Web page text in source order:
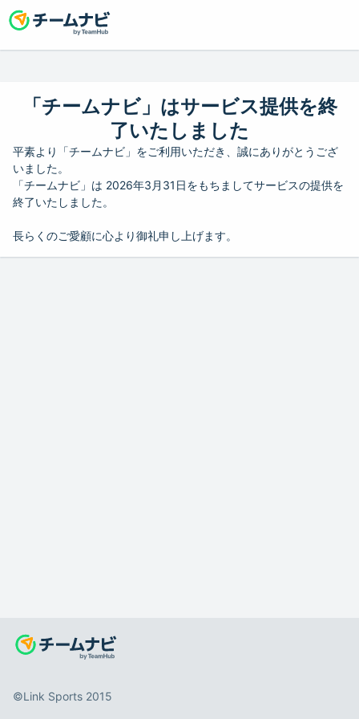
「チームナビ」はサービス提供を終
了いたしました
平素より「チームナビ」をご利用いただき、誠にありがとうござ
いました。
「チームナビ」は 2026年3月31日をもちましてサービスの提供を
終了いたしました。
長らくのご愛顧に心より御礼申し上げます。
©️Link Sports 2015